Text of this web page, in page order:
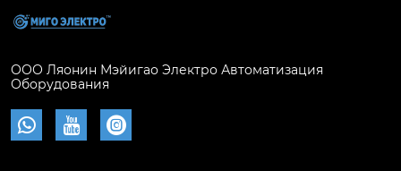
ООО Ляонин Мэйигао Электро Автоматизация
Оборудования
  